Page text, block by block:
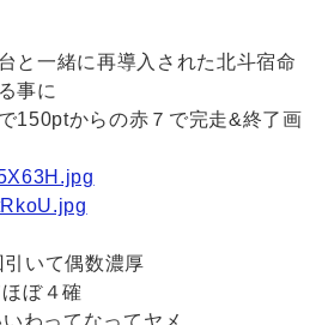
と一緒に再導入された北斗宿命
事に
150ptからの赤７で完走&終了画
いて偶数濃厚
ぼ４確